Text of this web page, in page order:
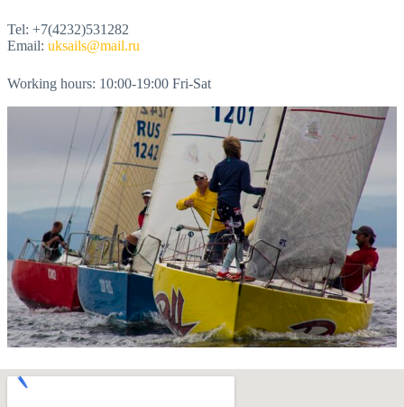
Tel: +7(4232)531282
Email: uksails@mail.ru
Working hours: 10:00-19:00 Fri-Sat